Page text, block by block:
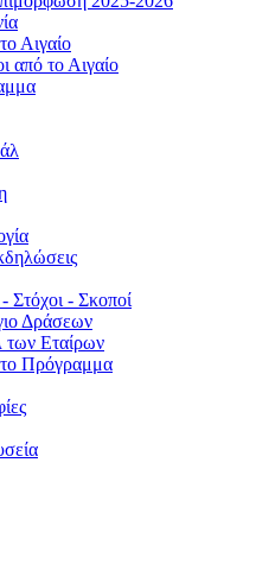
Αιγαίο
από το Αιγαίο
Στόχοι - Σκοποί
Δράσεων
των Εταίρων
Πρόγραμμα